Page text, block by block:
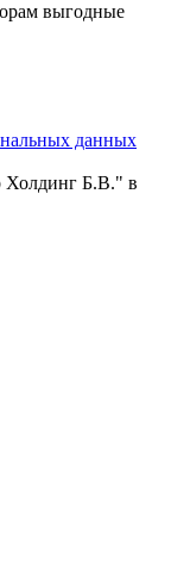
выгодные
данных
Б.В." в